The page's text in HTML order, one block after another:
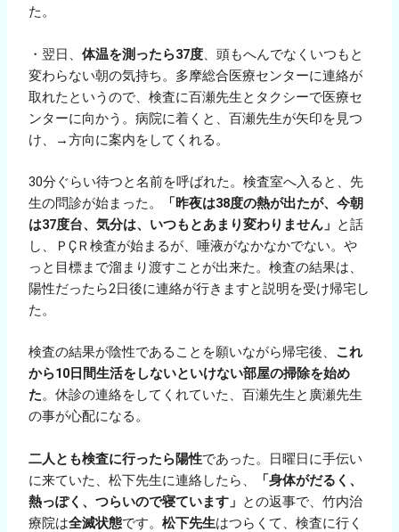
た。
・翌日、体温を測ったら37度、頭もへんでなくいつもと
変わらない朝の気持ち。多摩総合医療センターに連絡が
取れたというので、検査に百瀬先生とタクシーで医療セ
ンターに向かう。病院に着くと、百瀬先生が矢印を見つ
け、→方向に案内をしてくれる。
30分ぐらい待つと名前を呼ばれた。検査室へ入ると、先
生の問診が始まった。
「昨夜は38度の熱が出たが、今朝
は37度台、気分は、いつもとあまり変わりません」 と話
し、ＰÇＲ検査が始まるが、唾液がなかなかでない。や
っと目標まで溜まり渡すことが出来た。検査の結果は、
陽性だったら2日後に連絡が行きますと説明を受け帰宅し
た。
検査の結果が陰性であることを願いながら帰宅後、 これ
から10日間生活をしないといけない部屋の掃除を始め
た。休診の連絡をしてくれていた、百瀬先生と廣瀬先生
の事が心配になる。
二人とも検査に行ったら陽性であった。日曜日に手伝い
に来ていた、松下先生に連絡したら、
「身体がだるく、
熱っぽく、つらいので寝ています」 との返事で、竹内治
療院は全滅状態です。松下先生はつらくて、検査に行く